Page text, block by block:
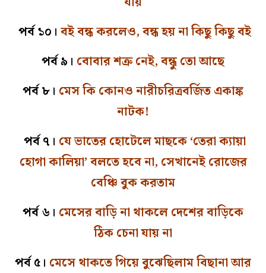
পর্ব ১০। বই বন্ধ করলেও, বন্ধ হয় না কিছু কিছু বই
পর্ব ৯। বোবার শত্রু নেই, বন্ধু তো আছে
পর্ব ৮। মেস কি কোনও নারীচরিত্রবর্জিত একাঙ্ক
নাটক!
পর্ব ৭। যে ভাতের হোটেলে মাছকে ‘তেরা ক্যায়া
হোগা কালিয়া’ বলতে হবে না, সেখানেই রোজের
বেঞ্চি বুক করতাম
পর্ব ৬। মেসের বাড়ি না থাকলে দেশের বাড়িকে
ঠিক চেনা যায় না
পর্ব ৫। মেসে থাকতে গিয়ে বুঝেছিলাম বিছানা আর